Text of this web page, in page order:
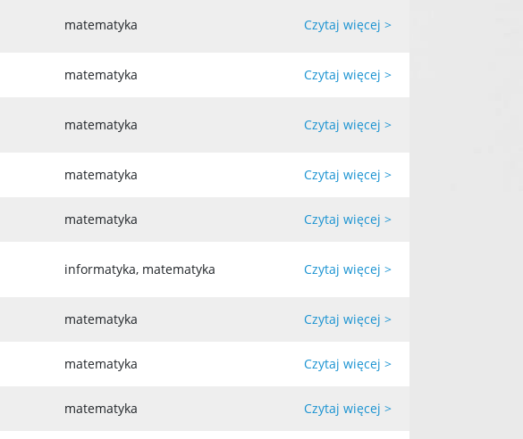
matematyka Czytaj więcej >
matematyka Czytaj więcej >
matematyka Czytaj więcej >
matematyka Czytaj więcej >
matematyka Czytaj więcej >
informatyka, matematyka Czytaj więcej >
matematyka Czytaj więcej >
matematyka Czytaj więcej >
matematyka Czytaj więcej >